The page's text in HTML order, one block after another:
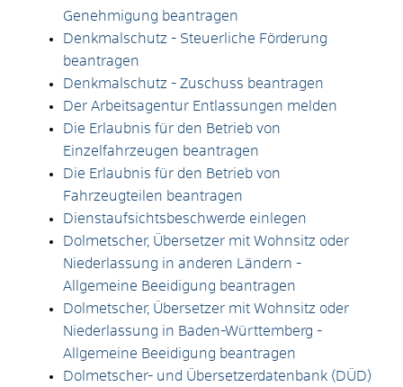
Genehmigung beantragen
Denkmalschutz - Steuerliche Förderung
beantragen
Denkmalschutz - Zuschuss beantragen
Der Arbeitsagentur Entlassungen melden
Die Erlaubnis für den Betrieb von
Einzelfahrzeugen beantragen
Die Erlaubnis für den Betrieb von
Fahrzeugteilen beantragen
Dienstaufsichtsbeschwerde einlegen
Dolmetscher, Übersetzer mit Wohnsitz oder
Niederlassung in anderen Ländern -
Allgemeine Beeidigung beantragen
Dolmetscher, Übersetzer mit Wohnsitz oder
Niederlassung in Baden-Württemberg -
Allgemeine Beeidigung beantragen
Dolmetscher- und Übersetzerdatenbank (DÜD)